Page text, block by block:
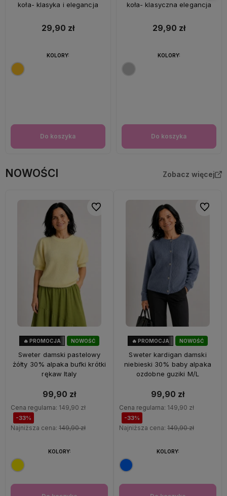
koła- klasyka i elegancja
29,90 zł
Do koszyka
KOLORY:
koła- klasyczna elegancja
29,90 zł
Do koszyka
KOLORY:
NOWOŚCI Zobacz więcej
NOWOŚĆ
🔥 PROMOCJA
Sweter damski pastelowy
żółty 30% alpaka bufki krótki
rękaw Italy
99,90 zł
Cena regularna: 149,90 zł
-33%
Najniższa cena: 149,90 zł
KOLORY:
Do ulubionych
NOWOŚĆ
🔥 PROMOCJA
Sweter kardigan damski
niebieski 30% baby alpaka
ozdobne guziki M/L
99,90 zł
Cena regularna: 149,90 zł
-33%
Najniższa cena: 149,90 zł
KOLORY:
Do